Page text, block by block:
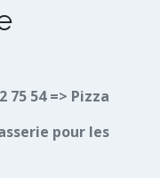
75 54 => Pizza
pour les